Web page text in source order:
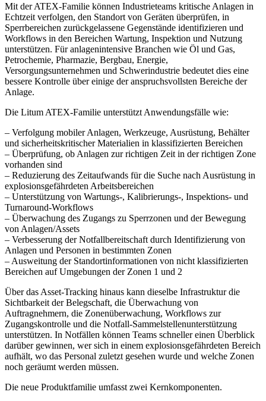
Mit der ATEX-Familie können Industrieteams kritische Anlagen in
Echtzeit verfolgen, den Standort von Geräten überprüfen, in
Sperrbereichen zurückgelassene Gegenstände identifizieren und
Workflows in den Bereichen Wartung, Inspektion und Nutzung
unterstützen. Für anlagenintensive Branchen wie Öl und Gas,
Petrochemie, Pharmazie, Bergbau, Energie,
Versorgungsunternehmen und Schwerindustrie bedeutet dies eine
bessere Kontrolle über einige der anspruchsvollsten Bereiche der
Anlage.
Die Litum ATEX-Familie unterstützt Anwendungsfälle wie:
– Verfolgung mobiler Anlagen, Werkzeuge, Ausrüstung, Behälter
und sicherheitskritischer Materialien in klassifizierten Bereichen
– Überprüfung, ob Anlagen zur richtigen Zeit in der richtigen Zone
vorhanden sind
– Reduzierung des Zeitaufwands für die Suche nach Ausrüstung in
explosionsgefährdeten Arbeitsbereichen
– Unterstützung von Wartungs-, Kalibrierungs-, Inspektions- und
Turnaround-Workflows
– Überwachung des Zugangs zu Sperrzonen und der Bewegung
von Anlagen/Assets
– Verbesserung der Notfallbereitschaft durch Identifizierung von
Anlagen und Personen in bestimmten Zonen
– Ausweitung der Standortinformationen von nicht klassifizierten
Bereichen auf Umgebungen der Zonen 1 und 2
Über das Asset-Tracking hinaus kann dieselbe Infrastruktur die
Sichtbarkeit der Belegschaft, die Überwachung von
Auftragnehmern, die Zonenüberwachung, Workflows zur
Zugangskontrolle und die Notfall-Sammelstellenunterstützung
unterstützen. In Notfällen können Teams schneller einen Überblick
darüber gewinnen, wer sich in einem explosionsgefährdeten Bereich
aufhält, wo das Personal zuletzt gesehen wurde und welche Zonen
noch geräumt werden müssen.
Die neue Produktfamilie umfasst zwei Kernkomponenten.